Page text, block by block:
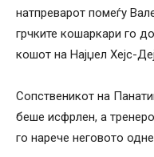
натпреварот помеѓу
грчките кошаркари го
кошот на Најџел Хејс-
Сопственикот на
беше исфрлен, а
го нарече неговото